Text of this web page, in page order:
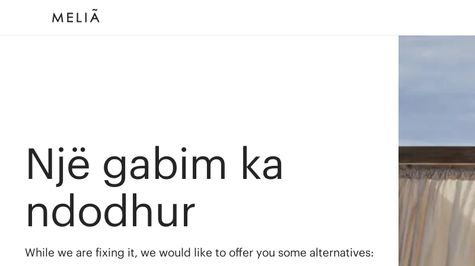
Një gabim ka
ndodhur
While we are fixing it, we would like to offer you some alternatives: